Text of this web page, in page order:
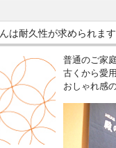
は耐久性が求められます
普通のご家
古くから愛
おしゃれ感